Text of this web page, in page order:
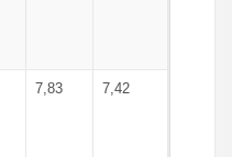
7,83 7,42